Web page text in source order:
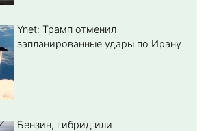
Ynet: Трамп отменил
запланированные удары по Ирану
Бензин, гибрид или